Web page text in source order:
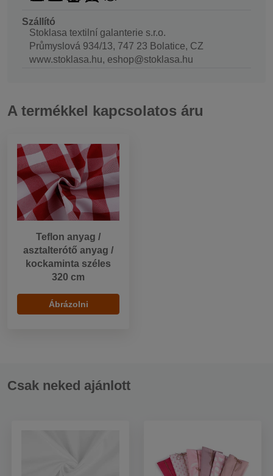
Szállító
Stoklasa textilní galanterie s.r.o.
Průmyslová 934/13, 747 23 Bolatice, CZ
www.stoklasa.hu, eshop@stoklasa.hu
A termékkel kapcsolatos áru
Teflon anyag /
asztalterótő anyag /
kockaminta széles
320 cm
Ábrázolni
Csak neked ajánlott